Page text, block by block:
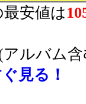
安値は
アルバム
見る！